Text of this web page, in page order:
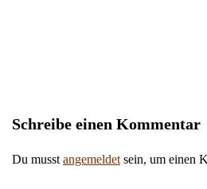
Schreibe einen Kommentar
Du musst angemeldet sein, um einen